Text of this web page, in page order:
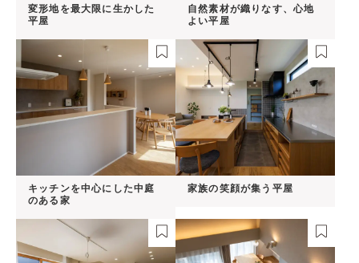
変形地を最大限に生かした
平屋
自然素材が織りなす、心地
よい平屋
キッチンを中心にした中庭
のある家
家族の笑顔が集う平屋